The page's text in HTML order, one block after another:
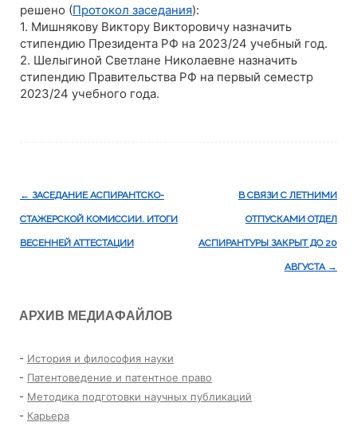
решено (Протокол заседания):
1. Мишнякову Виктору Викторовичу назначить
стипендию Президента РФ на 2023/24 учебный год.
2. Шелыгиной Светлане Николаевне назначить
стипендию Правительства РФ на первый семестр
2023/24 учебного года.
Навигация
по
записям
← ЗАСЕДАНИЕ АСПИРАНТСКО-
СТАЖЕРСКОЙ КОМИССИИ. ИТОГИ
ВЕСЕННЕЙ АТТЕСТАЦИИ
В СВЯЗИ С ЛЕТНИМИ
ОТПУСКАМИ ОТДЕЛ
АСПИРАНТУРЫ ЗАКРЫТ ДО 20
АВГУСТА →
АРХИВ МЕДИАФАЙЛОВ
- История и философия науки
- Патентоведение и патентное право
- Методика подготовки научных публикаций
- Карьера